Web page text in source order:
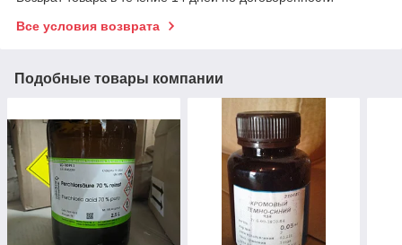
Все условия возврата
Подобные товары компании